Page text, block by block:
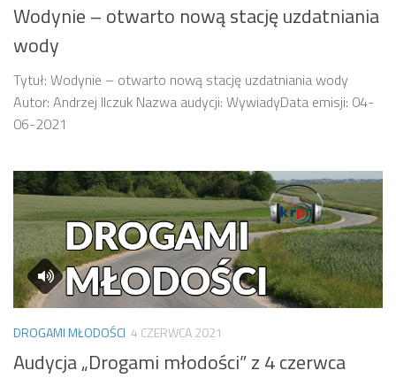
Wodynie – otwarto nową stację uzdatniania
wody
Tytuł: Wodynie – otwarto nową stację uzdatniania wody
Autor: Andrzej Ilczuk Nazwa audycji: WywiadyData emisji: 04-
06-2021
DROGAMI MŁODOŚCI 4 CZERWCA 2021
Audycja „Drogami młodości” z 4 czerwca